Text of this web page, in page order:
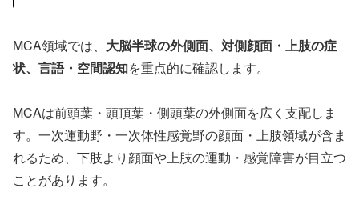
MCA領域では、 大脳半球の外側面、対側顔面・上肢の症
状、言語・空間認知を重点的に確認します。
MCAは前頭葉・頭頂葉・側頭葉の外側面を広く支配しま
す。一次運動野・一次体性感覚野の顔面・上肢領域が含ま
れるため、下肢より顔面や上肢の運動・感覚障害が目立つ
ことがあります。